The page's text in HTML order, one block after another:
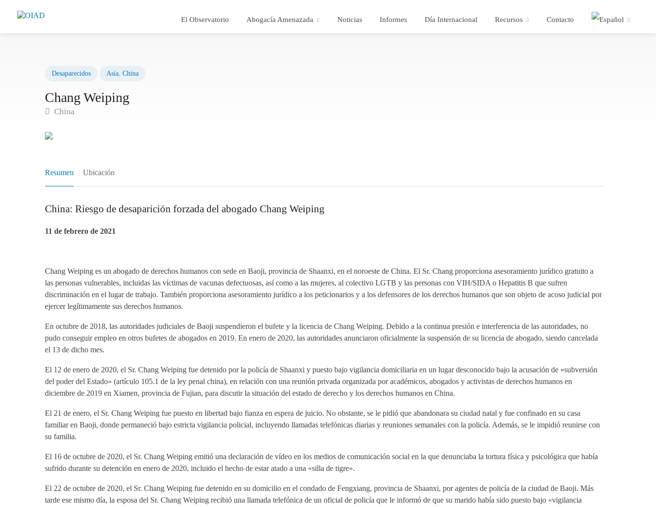
El Observatorio Abogacía Amenazada Noticias Informes Día Internacional Recursos Contacto
Desaparecidos Asia,China
Chang Weiping
China
Resumen Ubicación
China: Riesgo de desaparición forzada del abogado Chang Weiping
11 de febrero de 2021
Chang Weiping es un abogado de derechos humanos con sede en Baoji, provincia de Shaanxi, en el noroeste de China. El Sr. Chang proporciona asesoramiento jurídico gratuito a
las personas vulnerables, incluidas las víctimas de vacunas defectuosas, así como a las mujeres, al colectivo LGTB y las personas con VIH/SIDA o Hepatitis B que sufren
discriminación en el lugar de trabajo. También proporciona asesoramiento jurídico a los peticionarios y a los defensores de los derechos humanos que son objeto de acoso judicial por
ejercer legítimamente sus derechos humanos.
En octubre de 2018, las autoridades judiciales de Baoji suspendieron el bufete y la licencia de Chang Weiping. Debido a la continua presión e interferencia de las autoridades, no
pudo conseguir empleo en otros bufetes de abogados en 2019. En enero de 2020, las autoridades anunciaron oficialmente la suspensión de su licencia de abogado, siendo cancelada
el 13 de dicho mes.
El 12 de enero de 2020, el Sr. Chang Weiping fue detenido por la policía de Shaanxi y puesto bajo vigilancia domiciliaria en un lugar desconocido bajo la acusación de «subversión
del poder del Estado» (artículo 105.1 de la ley penal china), en relación con una reunión privada organizada por académicos, abogados y activistas de derechos humanos en
diciembre de 2019 en Xiamen, provincia de Fujian, para discutir la situación del estado de derecho y los derechos humanos en China.
El 21 de enero, el Sr. Chang Weiping fue puesto en libertad bajo fianza en espera de juicio. No obstante, se le pidió que abandonara su ciudad natal y fue confinado en su casa
familiar en Baoji, donde permaneció bajo estricta vigilancia policial, incluyendo llamadas telefónicas diarias y reuniones semanales con la policía. Además, se le impidió reunirse con
su familia.
El 16 de octubre de 2020, el Sr. Chang Weiping emitió una declaración de vídeo en los medios de comunicación social en la que denunciaba la tortura física y psicológica que había
sufrido durante su detención en enero de 2020, incluido el hecho de estar atado a una «silla de tigre».
El 22 de octubre de 2020, el Sr. Chang Weiping fue detenido en su domicilio en el condado de Fengxiang, provincia de Shaanxi, por agentes de policía de la ciudad de Baoji. Más
tarde ese mismo día, la esposa del Sr. Chang Weiping recibió una llamada telefónica de un oficial de policía que le informó de que su marido había sido puesto bajo «vigilancia